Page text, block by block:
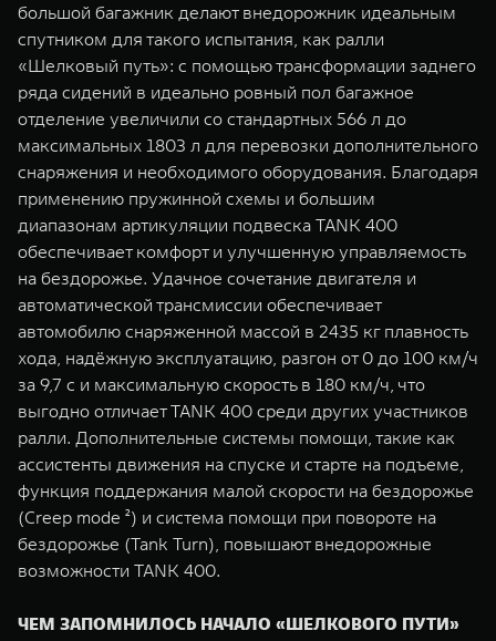
большой багажник делают внедорожник идеальным
спутником для такого испытания, как ралли
«Шелковый путь»: с помощью трансформации заднего
ряда сидений в идеально ровный пол багажное
отделение увеличили со стандартных 566 л до
максимальных 1803 л для перевозки дополнительного
снаряжения и необходимого оборудования. Благодаря
применению пружинной схемы и большим
диапазонам артикуляции подвеска TANK 400
обеспечивает комфорт и улучшенную управляемость
на бездорожье. Удачное сочетание двигателя и
автоматической трансмиссии обеспечивает
автомобилю снаряженной массой в 2435 кг плавность
хода, надёжную эксплуатацию, разгон от 0 до 100 км/ч
за 9,7 с и максимальную скорость в 180 км/ч, что
выгодно отличает TANK 400 среди других участников
ралли. Дополнительные системы помощи, такие как
ассистенты движения на спуске и старте на подъеме,
функция поддержания малой скорости на бездорожье
(Creep mode ²) и система помощи при повороте на
бездорожье (Tank Turn), повышают внедорожные
возможности TANK 400.
ЧЕМ ЗАПОМНИЛОСЬ НАЧАЛО «ШЕЛКОВОГО ПУТИ»